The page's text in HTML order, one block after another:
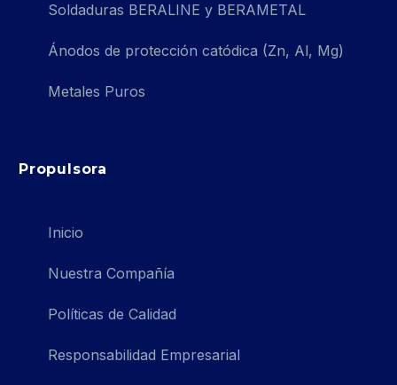
Soldaduras BERALINE y BERAMETAL
Ánodos de protección catódica (Zn, Al, Mg)
Metales Puros
Propulsora
Inicio
Nuestra Compañía
Políticas de Calidad
Responsabilidad Empresarial